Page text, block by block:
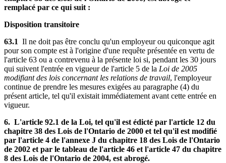
remplacé par ce qui suit :
Disposition transitoire
63.1 Il ne doit pas être conclu qu'un employeur ou quiconque agit
pour son compte est à l'origine d'une requête présentée en vertu de
l'article 63 ou a contrevenu à la présente loi si, pendant les 30 jours
qui suivent l'entrée en vigueur de l'article 5 de la Loi de 2005
modifiant des lois concernant les relations de travail, l'employeur
continue de prendre les mesures exigées au paragraphe (4) du
présent article, tel qu'il existait immédiatement avant cette entrée en
vigueur.
6. L'article 92.1 de la Loi, tel qu'il est édicté par l'article 12 du
chapitre 38 des Lois de l'Ontario de 2000 et tel qu'il est modifié
par l'article 4 de l'annexe J du chapitre 18 des Lois de l'Ontario
de 2002 et par le tableau de l'article 46 et l'article 47 du chapitre
8 des Lois de l'Ontario de 2004, est abrogé.